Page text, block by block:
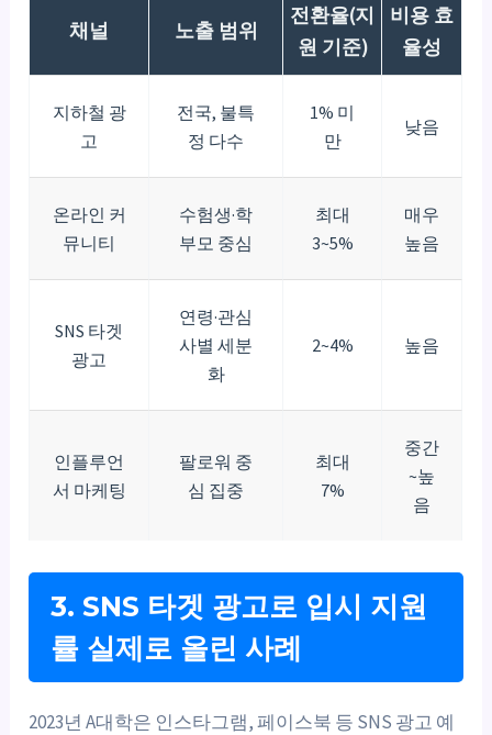
채널 노출 범위
전환율(지
원 기준)
비용 효
율성
지하철 광
고
전국, 불특
정 다수
1% 미
만
낮음
온라인 커
뮤니티
수험생·학
부모 중심
최대
3~5%
매우
높음
SNS 타겟
광고
연령·관심
사별 세분
화
2~4% 높음
인플루언
서 마케팅
팔로워 중
심 집중
최대
7%
중간
~높
음
3. SNS 타겟 광고로 입시 지원
률 실제로 올린 사례
2023년 A대학은 인스타그램, 페이스북 등 SNS 광고 예